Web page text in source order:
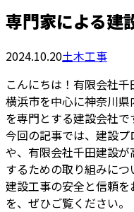
専門家による建
2024.10.20土木工事
こんにちは！有限会社千
横浜市を中心に神奈川
を専門とする建設会社で
今回の記事では、建設
や、有限会社千田建設
するための取り組みにつ
建設工事の安全と信頼
を、ぜひご覧ください。